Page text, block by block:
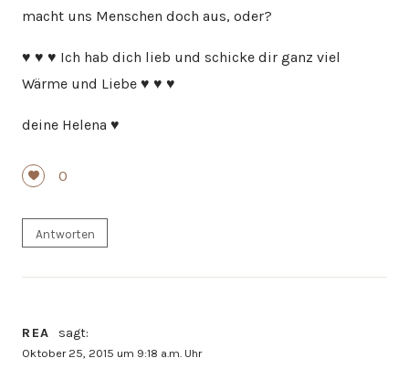
macht uns Menschen doch aus, oder?
♥ ♥ ♥ Ich hab dich lieb und schicke dir ganz viel
Wärme und Liebe ♥ ♥ ♥
deine Helena ♥
0
Antworten
REA sagt:
Oktober 25, 2015 um 9:18 a.m. Uhr